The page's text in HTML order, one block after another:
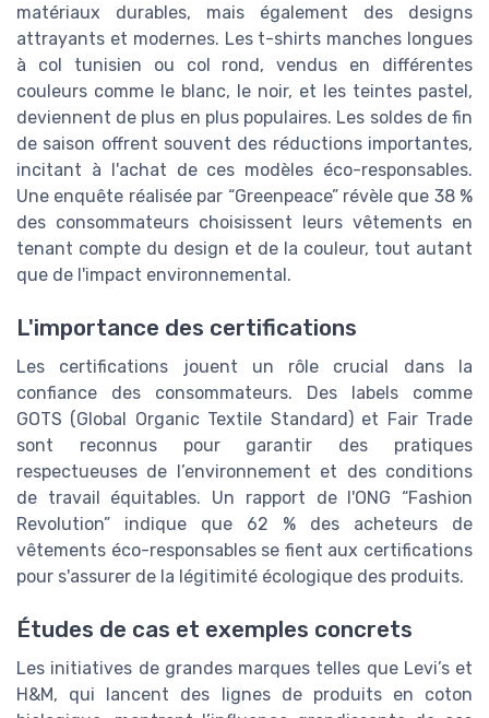
matériaux durables, mais également des designs
attrayants et modernes. Les t-shirts manches longues
à col tunisien ou col rond, vendus en différentes
couleurs comme le blanc, le noir, et les teintes pastel,
deviennent de plus en plus populaires. Les soldes de fin
de saison offrent souvent des réductions importantes,
incitant à l'achat de ces modèles éco-responsables.
Une enquête réalisée par “Greenpeace” révèle que 38 %
des consommateurs choisissent leurs vêtements en
tenant compte du design et de la couleur, tout autant
que de l'impact environnemental.
L'importance des certifications
Les certifications jouent un rôle crucial dans la
confiance des consommateurs. Des labels comme
GOTS (Global Organic Textile Standard) et Fair Trade
sont reconnus pour garantir des pratiques
respectueuses de l’environnement et des conditions
de travail équitables. Un rapport de l'ONG “Fashion
Revolution” indique que 62 % des acheteurs de
vêtements éco-responsables se fient aux certifications
pour s'assurer de la légitimité écologique des produits.
Études de cas et exemples concrets
Les initiatives de grandes marques telles que Levi’s et
H&M, qui lancent des lignes de produits en coton